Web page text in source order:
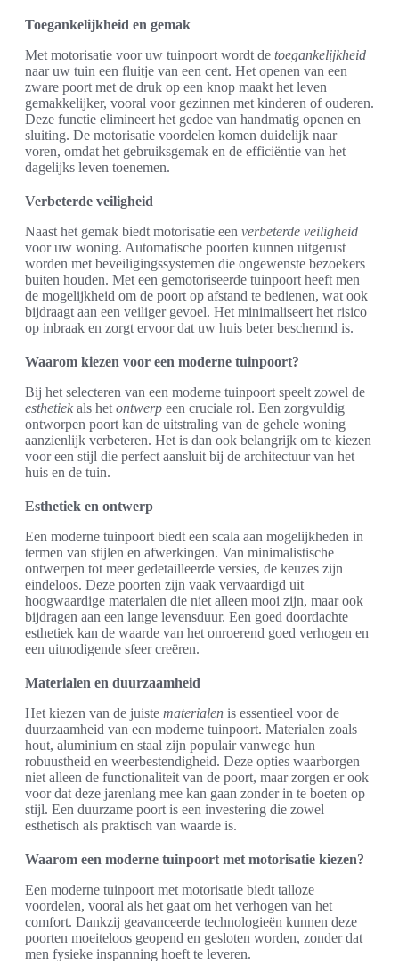
Toegankelijkheid en gemak
Met motorisatie voor uw tuinpoort wordt de toegankelijkheid
naar uw tuin een fluitje van een cent. Het openen van een
zware poort met de druk op een knop maakt het leven
gemakkelijker, vooral voor gezinnen met kinderen of ouderen.
Deze functie elimineert het gedoe van handmatig openen en
sluiting. De motorisatie voordelen komen duidelijk naar
voren, omdat het gebruiksgemak en de efficiëntie van het
dagelijks leven toenemen.
Verbeterde veiligheid
Naast het gemak biedt motorisatie een verbeterde veiligheid
voor uw woning. Automatische poorten kunnen uitgerust
worden met beveiligingssystemen die ongewenste bezoekers
buiten houden. Met een gemotoriseerde tuinpoort heeft men
de mogelijkheid om de poort op afstand te bedienen, wat ook
bijdraagt aan een veiliger gevoel. Het minimaliseert het risico
op inbraak en zorgt ervoor dat uw huis beter beschermd is.
Waarom kiezen voor een moderne tuinpoort?
Bij het selecteren van een moderne tuinpoort speelt zowel de
esthetiek als het ontwerp een cruciale rol. Een zorgvuldig
ontworpen poort kan de uitstraling van de gehele woning
aanzienlijk verbeteren. Het is dan ook belangrijk om te kiezen
voor een stijl die perfect aansluit bij de architectuur van het
huis en de tuin.
Esthetiek en ontwerp
Een moderne tuinpoort biedt een scala aan mogelijkheden in
termen van stijlen en afwerkingen. Van minimalistische
ontwerpen tot meer gedetailleerde versies, de keuzes zijn
eindeloos. Deze poorten zijn vaak vervaardigd uit
hoogwaardige materialen die niet alleen mooi zijn, maar ook
bijdragen aan een lange levensduur. Een goed doordachte
esthetiek kan de waarde van het onroerend goed verhogen en
een uitnodigende sfeer creëren.
Materialen en duurzaamheid
Het kiezen van de juiste materialen is essentieel voor de
duurzaamheid van een moderne tuinpoort. Materialen zoals
hout, aluminium en staal zijn populair vanwege hun
robuustheid en weerbestendigheid. Deze opties waarborgen
niet alleen de functionaliteit van de poort, maar zorgen er ook
voor dat deze jarenlang mee kan gaan zonder in te boeten op
stijl. Een duurzame poort is een investering die zowel
esthetisch als praktisch van waarde is.
Waarom een moderne tuinpoort met motorisatie kiezen?
Een moderne tuinpoort met motorisatie biedt talloze
voordelen, vooral als het gaat om het verhogen van het
comfort. Dankzij geavanceerde technologieën kunnen deze
poorten moeiteloos geopend en gesloten worden, zonder dat
men fysieke inspanning hoeft te leveren.